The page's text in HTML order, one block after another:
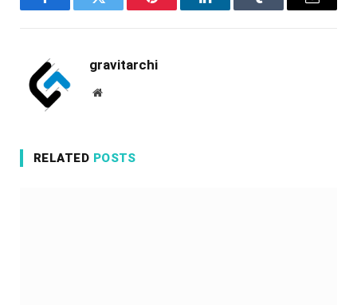
FacebookTwitter Pinterest LinkedInTumblr Email
gravitarchi
Website
RELATED POSTS